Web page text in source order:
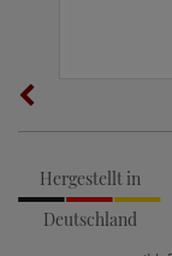
Hergestellt in
Deutschland